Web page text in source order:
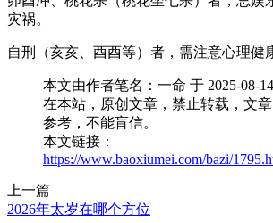
灾祸。
自刑（亥亥、酉酉等）者，需注意心理健
本文由作者笔名：一命 于 2025-08-
在本站，原创文章，禁止转载，文
参考，不能盲信。
本文链接：
https://www.baoxiumei.com/bazi/
上一篇
2026年太岁在哪个方位